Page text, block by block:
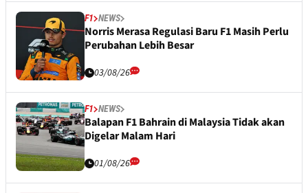
F1 NEWS
Norris Merasa Regulasi Baru F1 Masih Perlu
Perubahan Lebih Besar
03/08/26
F1 NEWS
Balapan F1 Bahrain di Malaysia Tidak akan
Digelar Malam Hari
01/08/26